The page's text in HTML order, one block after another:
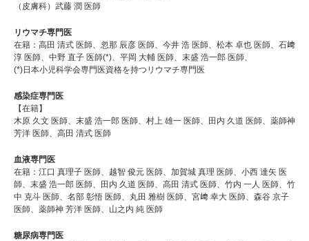
（皮膚科）武藤 潤 医師
リウマチ専門医
在籍：高田 清式 医師、忽那 辰彦 医師、今井 浩 医師、松本 卓也 医師、石﨑
淳 医師、中野 直子 医師(*)、平岡 大輔 医師、末盛 浩一郎 医師、
(*)日本小児科学会専門医資格を持つリウマチ専門医
感染症専門医
【在籍】
木原 久文 医師、末盛 浩一郎 医師、村上 雄一 医師、田内 久道 医師、薬師神
芳洋 医師、高田 清式 医師
血液専門医
在籍：江口 真理子 医師、越智 俊元 医師、加賀城 真理 医師、小西 達矢 医
師、末盛 浩一郎 医師、田内 久道 医師、高田 清式 医師、竹内 一人 医師、竹
中 克斗 医師、名部 彰悟 医師、丸田 雅樹 医師、宮﨑 幸大 医師、森谷 京子
医師、薬師神 芳洋 医師、山之内 純 医師
糖尿病専門医